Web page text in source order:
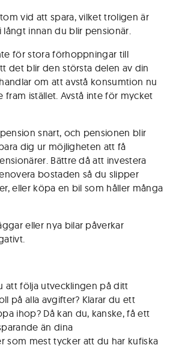
vid att spara, vilket troligen är
innan du blir pensionär.
för stora förhoppningar till
det blir den största delen av din
om att avstå konsumtion nu
fram istället. Avstå inte för mycket
snart, och pensionen blir
dig ur möjligheten att få
Bättre då att inve­stera
bostaden så du slipper
eller köpa en bil som håller många
eller nya bilar påverkar
att följa utvecklingen på ditt
på alla avgifter? Klarar du ett
ihop? Då kan du, kanske, få ett
än dina
som mest tycker att du har kufiska